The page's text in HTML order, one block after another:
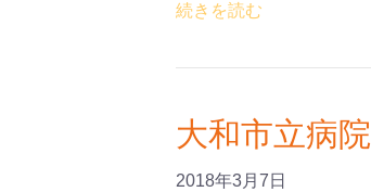
続きを読む
大和市立病院
2018年3月7日